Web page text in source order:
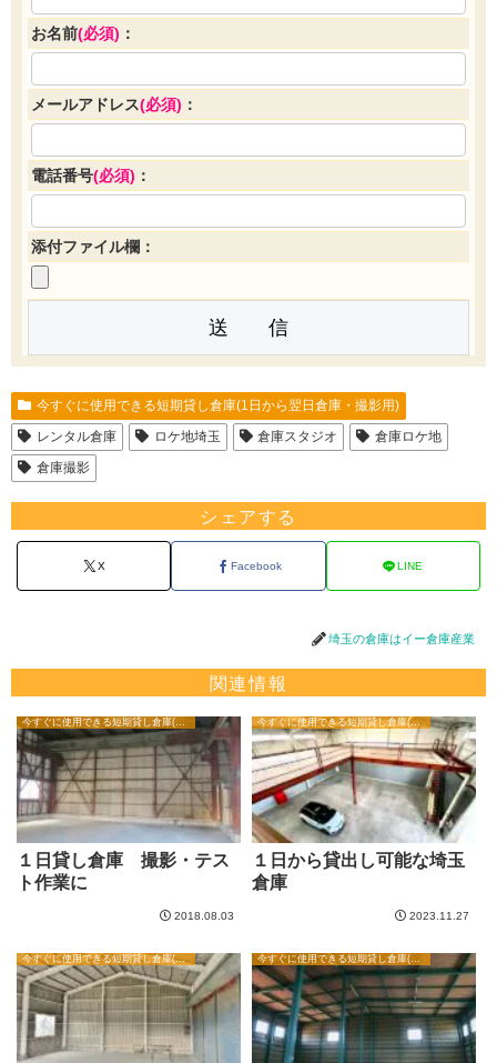
お名前(必須) ：
メールアドレス(必須) ：
電話番号(必須) ：
添付ファイル欄：
今すぐに使用できる短期貸し倉庫(1日から翌日倉庫・撮影用)
レンタル倉庫
ロケ地埼玉 倉庫スタジオ
倉庫ロケ地
倉庫撮影
シェアする
X Facebook LINE
埼玉の倉庫はイー倉庫産業
関連情報
今すぐに使用できる短期貸し倉庫(1日から翌日倉庫・撮影用)
１日貸し倉庫 撮影・テス
ト作業に
2018.08.03
今すぐに使用できる短期貸し倉庫(1日から翌日倉庫・撮影用)
１日から貸出し可能な埼玉
倉庫
2023.11.27
今すぐに使用できる短期貸し倉庫(1日から翌日倉庫・撮影用)